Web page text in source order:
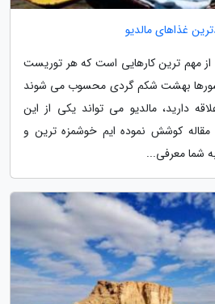
غذاهای مالدیو
مهم ترین کارهایی است که هر توریست
بهشت شکم گردی محسوب می شوند
دارید، مالدیو می تواند یکی از این
کوشش نموده ایم خوشمزه ترین و
شما معرفی...